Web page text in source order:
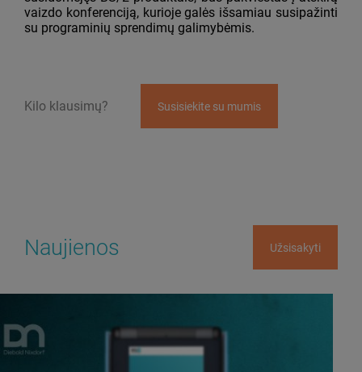
vaizdo konferenciją, kurioje galės išsamiau susipažinti
su programinių sprendimų galimybėmis.
Kilo klausimų? Susisiekite su mumis
Naujienos Užsisakyti